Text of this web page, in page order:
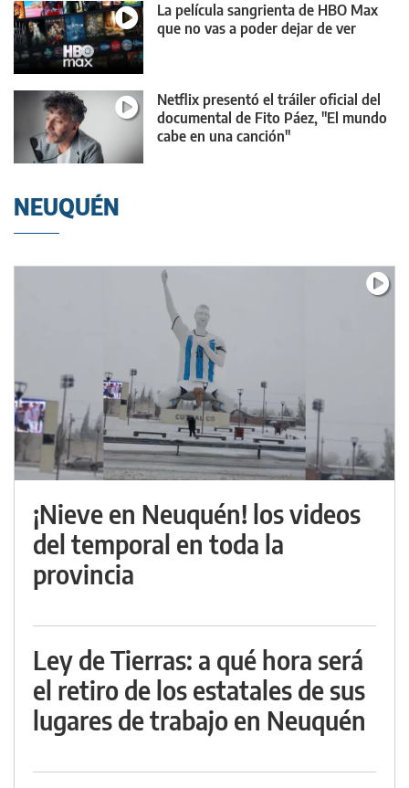
La película sangrienta de HBO Max
que no vas a poder dejar de ver
Netflix presentó el tráiler oficial del
documental de Fito Páez, "El mundo
cabe en una canción"
NEUQUÉN
¡Nieve en Neuquén! los videos
del temporal en toda la
provincia
Ley de Tierras: a qué hora será
el retiro de los estatales de sus
lugares de trabajo en Neuquén